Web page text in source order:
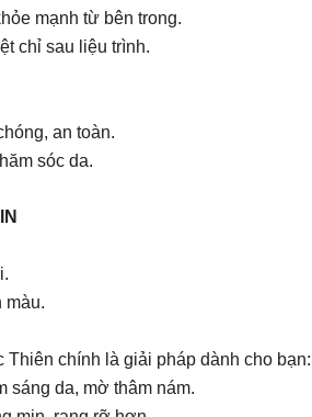
mạnh từ bên trong.
chỉ sau liệu trình.
an toàn.
sóc da.
màu.
chính là giải pháp dành cho bạn:
sáng da, mờ thâm nám.